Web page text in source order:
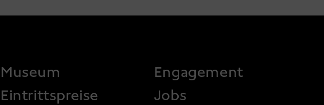
FOOTER 2
Museum
Eintrittspreise
Engagement
Jobs